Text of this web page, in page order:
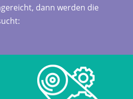
dann werden die